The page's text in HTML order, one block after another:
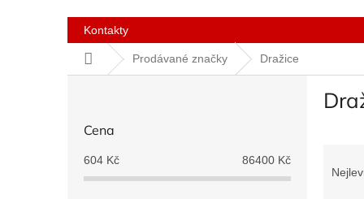
Kontakty
Domů Prodávané značky Dražice
Cena
604 Kč 86400 Kč